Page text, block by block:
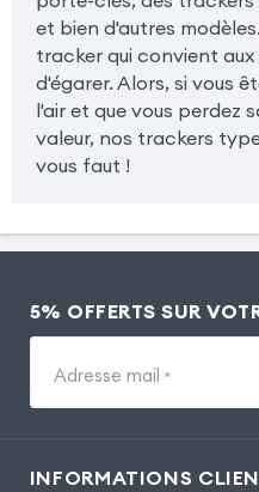
et bien d'autres
tracker qui convient
d'égarer. Alors, si vous
l'air et que vous perdez
valeur, nos trackers
vous faut !
5% OFFERTS SUR
Adresse mail *
INFORMATIONS